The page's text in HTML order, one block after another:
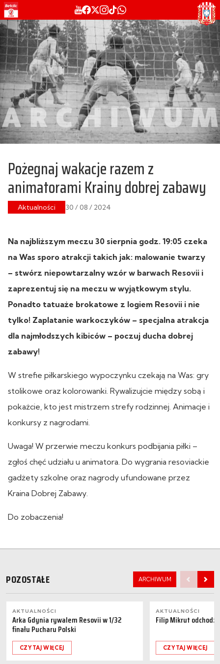
Pożegnaj wakacje razem z
animatorami Krainy dobrej zabawy
Aktualności 30 / 08 / 2024
Na najbliższym meczu 30 sierpnia godz. 19:05 czeka
na Was sporo atrakcji takich jak: malowanie twarzy
– stwórz niepowtarzalny wzór w barwach Resovii i
zaprezentuj się na meczu w wyjątkowym stylu.
Ponadto tatuaże brokatowe z logiem Resovii i nie
tylko! Zaplatanie warkoczyków – specjalna atrakcja
dla najmłodszych kibiców – poczuj ducha dobrej
zabawy!
W strefie piłkarskiego wypoczynku czekają na Was: gry
stolikowe oraz kolorowanki. Rywalizujcie między sobą i
pokażcie, kto jest mistrzem strefy rodzinnej. Animacje i
konkursy z nagrodami.
Uwaga! W przerwie meczu konkurs podbijania piłki –
zgłoś chęć udziału u animatora. Do wygrania resoviackie
gadżety szkolne oraz nagrody ufundowane przez
Kraina Dobrej Zabawy.
Do zobaczenia!
POZOSTAŁE ARCHIWUM
AKTUALNOŚCI
Arka Gdynia rywalem Resovii w 1/32
finału Pucharu Polski
CZYTAJ WIĘCEJ
AKTUALNOŚCI
Filip Mikrut
CZYTAJ WIĘCEJ